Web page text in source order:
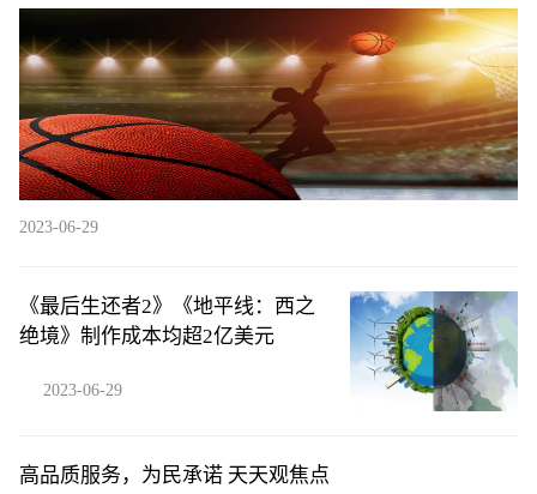
2023-06-29
《最后生还者2》《地平线：西之
绝境》制作成本均超2亿美元
2023-06-29
高品质服务，为民承诺 天天观焦点